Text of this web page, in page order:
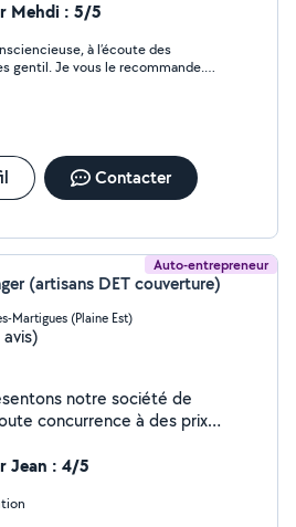
Mehdi : 5/5
à l’écoute des
gentil. Je vous le recommande.
Contacter
Auto-entrepreneur
(artisans DET couverture)
Martigues (Plaine Est)
avis)
notre société de
concurrence à des prix
-pose gouttière -
intérieur extérieur-
Jean : 4/5